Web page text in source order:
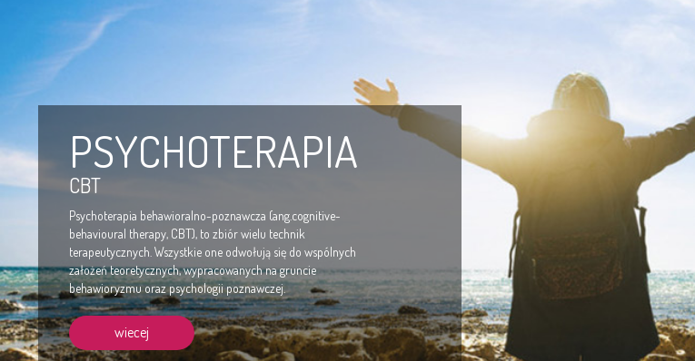
PSYCHOTERAPIA
CBT
Psychoterapia behawioralno-poznawcza (ang.cognitive-
behavioural therapy, CBT), to zbiór wielu technik
terapeutycznych. Wszystkie one odwołują się do wspólnych
założeń teoretycznych, wypracowanych na gruncie
behawioryzmu oraz psychologii poznawczej.
wiecej